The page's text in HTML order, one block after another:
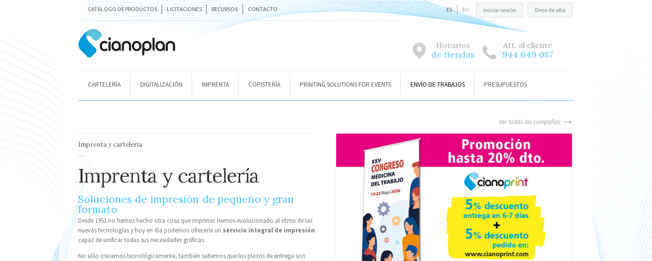
CATÁLOGO DE PRODUCTOS LICITACIONES RECURSOS CONTACTO iniciar sesión Dese de alta
ES EU
Horarios
de tiendas
Att. al cliente
944 649 087
CARTELERÍA DIGITALIZACIÓN IMPRENTA COPISTERÍA PRINTING SOLUTIONS FOR EVENTS ENVÍO DE TRABAJOS PRESUPUESTOS
Ver todas las campañas
Imprenta y cartelería
Imprenta y cartelería
Soluciones de impresión de pequeño y gran
formato
Desde 1951 no hemos hecho otra cosa que imprimir. Hemos evolucionado al ritmo de las
nuevas tecnologías y hoy en día podemos ofrecerle un servicio integral de impresión
capaz de unificar todas sus necesidades gráficas.
No sólo crecemos tecnológicamente, también sabemos que los plazos de entrega son